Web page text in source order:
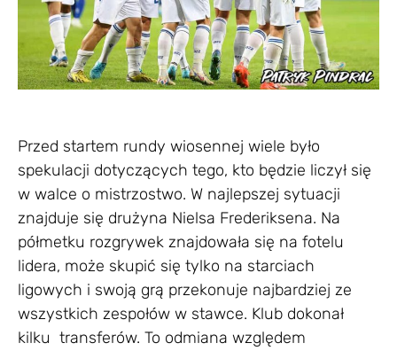
Przed startem rundy wiosennej wiele było
spekulacji dotyczących tego, kto będzie liczył się
w walce o mistrzostwo. W najlepszej sytuacji
znajduje się drużyna Nielsa Frederiksena. Na
półmetku rozgrywek znajdowała się na fotelu
lidera, może skupić się tylko na starciach
ligowych i swoją grą przekonuje najbardziej ze
wszystkich zespołów w stawce. Klub dokonał
kilku transferów. To odmiana względem